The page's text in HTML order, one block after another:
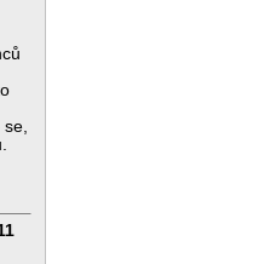
se,